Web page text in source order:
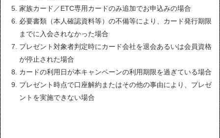
家族カード／ETC専用カードのみ追加でお申込みの場合
必要書類（本人確認資料等）の不備等により、カード発行期限
までに入会されなかった場合
プレゼント対象者判定時にカード会社を退会あるいは会員資格
が停止された場合
カードの利用日が本キャンペーンの利用期限を過ぎている場合
プレゼント時点で口座解約またはその他の事由により、プレゼ
ントを実施できない場合